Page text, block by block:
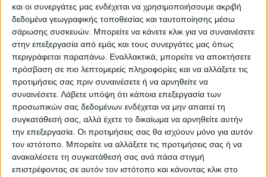
και οι συνεργάτες μας ενδέχεται να χρησιμοποιήσουμε ακριβή
δεδομένα γεωγραφικής τοποθεσίας και ταυτοποίησης μέσω
σάρωσης συσκευών. Μπορείτε να κάνετε κλικ για να συναινέσετε
στην επεξεργασία από εμάς και τους συνεργάτες μας όπως
περιγράφεται παραπάνω. Εναλλακτικά, μπορείτε να αποκτήσετε
πρόσβαση σε πιο λεπτομερείς πληροφορίες και να αλλάξετε τις
προτιμήσεις σας πριν συναινέσετε ή να αρνηθείτε να
συναινέσετε. Λάβετε υπόψη ότι κάποια επεξεργασία των
προσωπικών σας δεδομένων ενδέχεται να μην απαιτεί τη
συγκατάθεσή σας, αλλά έχετε το δικαίωμα να αρνηθείτε αυτήν
την επεξεργασία. Οι προτιμήσεις σας θα ισχύουν μόνο για αυτόν
τον ιστότοπο. Μπορείτε να αλλάξετε τις προτιμήσεις σας ή να
ανακαλέσετε τη συγκατάθεσή σας ανά πάσα στιγμή
επιστρέφοντας σε αυτόν τον ιστότοπο και κάνοντας κλικ στο
Τα 11 εκθέματα μεταφέρθηκαν στο
Παυσίλυπο και έχουν στηθεί.
Τα εκθέματα είναι:
1. Βραχιόσαυρος: 10μ μήκος, 6μ ύψος, 2μ
πλάτος
2. Τρικεράτωψ: 6μ μήκος, 1,5μ ύψος, 1,2μ
πλάτος